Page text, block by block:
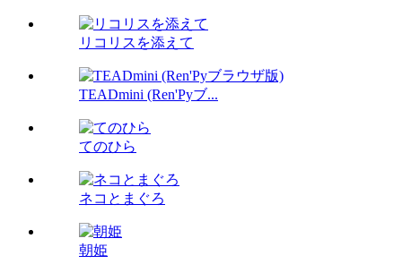
リコリスを添えて
TEADmini (Ren'Pyブ...
てのひら
ネコとまぐろ
朝姫